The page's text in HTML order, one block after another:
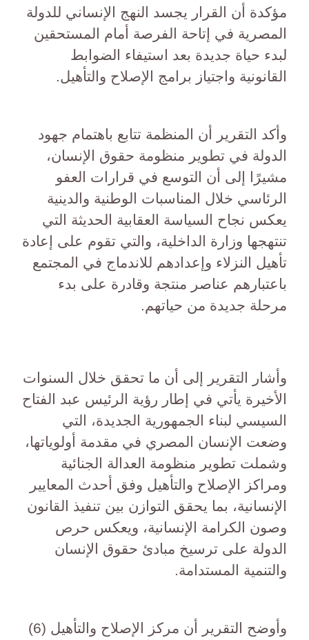
مؤكدة أن القرار يجسد النهج الإنساني للدولة
المصرية في إتاحة الفرصة أمام المستحقين
لبدء حياة جديدة بعد استيفاء الضوابط
القانونية واجتياز برامج الإصلاح والتأهيل.
وأكد التقرير أن المنظمة تتابع باهتمام جهود
الدولة في تطوير منظومة حقوق الإنسان،
مشيرًا إلى أن التوسع في قرارات العفو
الرئاسي خلال المناسبات الوطنية والدينية
يعكس نجاح السياسة العقابية الحديثة التي
تنتهجها وزارة الداخلية، والتي تقوم على إعادة
تأهيل النزلاء وإعدادهم للاندماج في المجتمع
باعتبارهم عناصر منتجة وقادرة على بدء
مرحلة جديدة من حياتهم.
وأشار التقرير إلى أن ما تحقق خلال السنوات
الأخيرة يأتي في إطار رؤية الرئيس عبد الفتاح
السيسي لبناء الجمهورية الجديدة، التي
وضعت الإنسان المصري في مقدمة أولوياتها،
وشملت تطوير منظومة العدالة الجنائية
ومراكز الإصلاح والتأهيل وفق أحدث المعايير
الإنسانية، بما يحقق التوازن بين تنفيذ القانون
وصون الكرامة الإنسانية، ويعكس حرص
الدولة على ترسيخ مبادئ حقوق الإنسان
والتنمية المستدامة.
وأوضح التقرير أن مركز الإصلاح والتأهيل (6)